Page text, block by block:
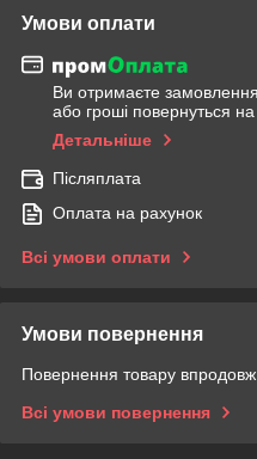
Умови оплати
Ви отримаєте замовлення
або гроші повернуться
Детальніше
Післяплата
Оплата на рахунок
Всі умови оплати
Умови повернення
Повернення товару
Всі умови повернення